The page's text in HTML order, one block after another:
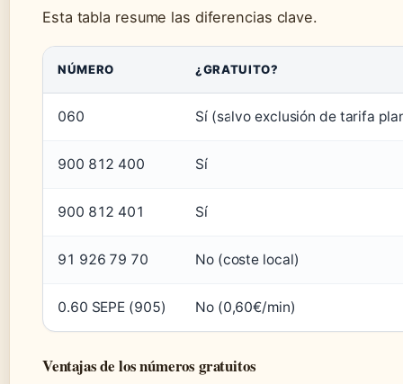
Esta tabla resume las diferencias clave.
NÚMERO ¿GRATUITO?
060 Sí (salvo exclusión de tarifa
900 812 400 Sí
900 812 401 Sí
91 926 79 70 No (coste local)
0.60 SEPE (905) No (0,60€/min)
Ventajas de los números gratuitos